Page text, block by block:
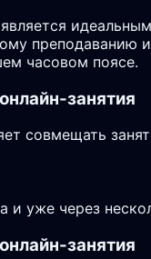
часовом поясе.
занятия
совмещать
и уже через
занятия